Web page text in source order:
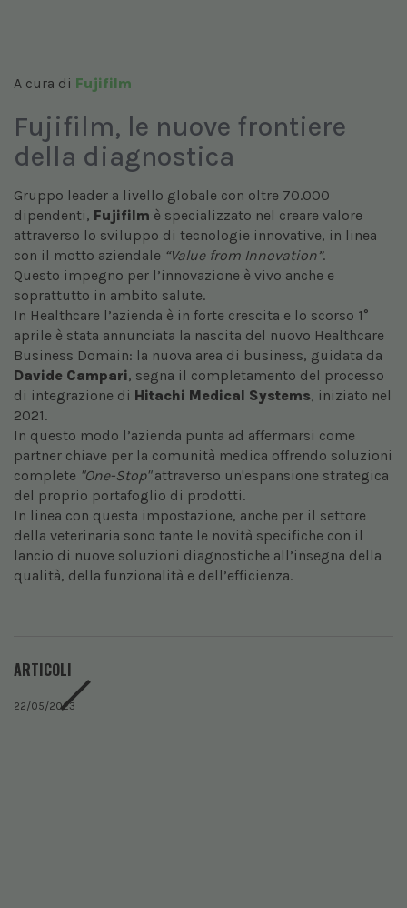
A cura di Fujifilm
Fujifilm, le nuove frontiere
della diagnostica
Gruppo leader a livello globale con oltre 70.000
dipendenti, Fujifilm è specializzato nel creare valore
attraverso lo sviluppo di tecnologie innovative, in linea
con il motto aziendale “Value from Innovation”.
Questo impegno per l’innovazione è vivo anche e
soprattutto in ambito salute.
In Healthcare l’azienda è in forte crescita e lo scorso 1°
aprile è stata annunciata la nascita del nuovo Healthcare
Business Domain: la nuova area di business, guidata da
Davide Campari, segna il completamento del processo
di integrazione di Hitachi Medical Systems, iniziato nel
2021.
In questo modo l’azienda punta ad affermarsi come
partner chiave per la comunità medica offrendo soluzioni
complete "One-Stop"attraverso un'espansione strategica
del proprio portafoglio di prodotti.
In linea con questa impostazione, anche per il settore
della veterinaria sono tante le novità specifiche con il
lancio di nuove soluzioni diagnostiche all’insegna della
qualità, della funzionalità e dell’efficienza.
ARTICOLI
22/05/2023